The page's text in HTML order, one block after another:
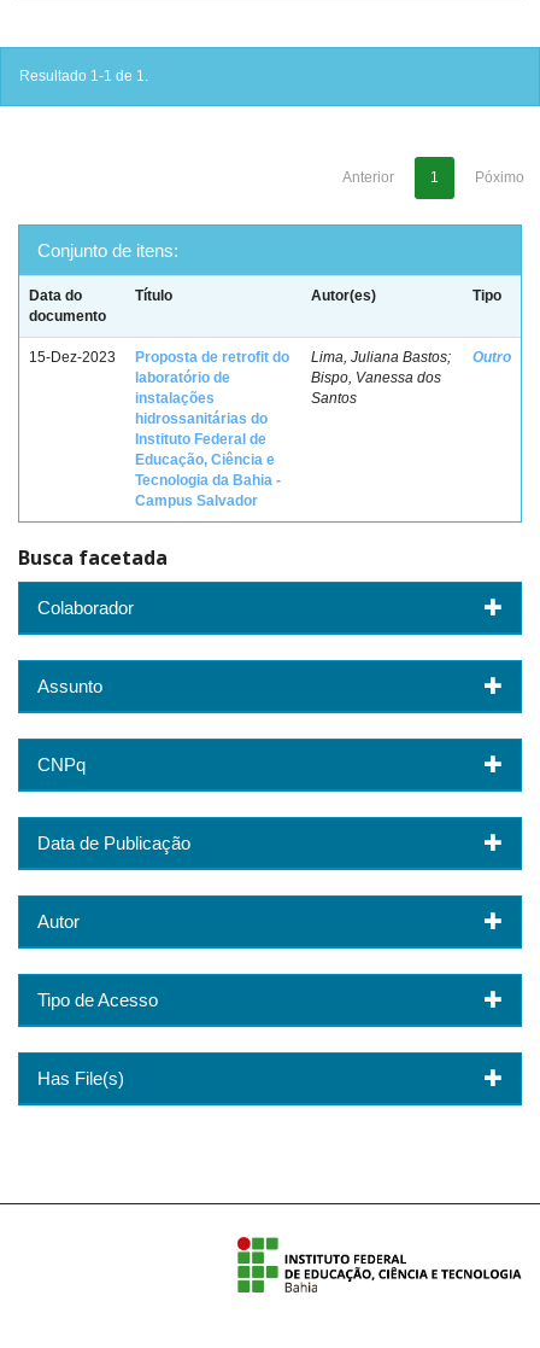
Resultado 1-1 de 1.
Anterior 1 Póximo
Conjunto de itens:
Data do
documento
Título Autor(es) Tipo
15-Dez-2023
Proposta de retrofit do
laboratório de
instalações
hidrossanitárias do
Instituto Federal de
Educação, Ciência e
Tecnologia da Bahia -
Campus Salvador
Lima, Juliana Bastos;
Bispo, Vanessa dos
Santos
Outro
Busca facetada
Colaborador
Assunto
CNPq
Data de Publicação
Autor
Tipo de Acesso
Has File(s)